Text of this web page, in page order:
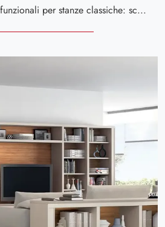
Librerie divisorie iper funzionali per stanze classiche: scopri di più sul modello Amanda del brand Tonin Casa!